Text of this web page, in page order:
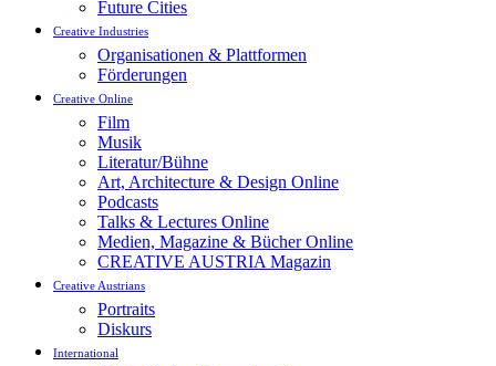
Future Cities
Creative Industries
Organisationen & Plattformen
Förderungen
Creative Online
Film
Musik
Literatur/Bühne
Art, Architecture & Design Online
Podcasts
Talks & Lectures Online
Medien, Magazine & Bücher Online
CREATIVE AUSTRIA Magazin
Creative Austrians
Portraits
Diskurs
International